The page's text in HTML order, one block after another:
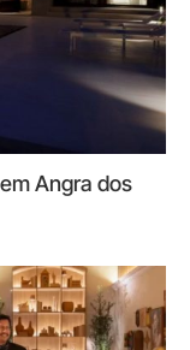
Angra dos